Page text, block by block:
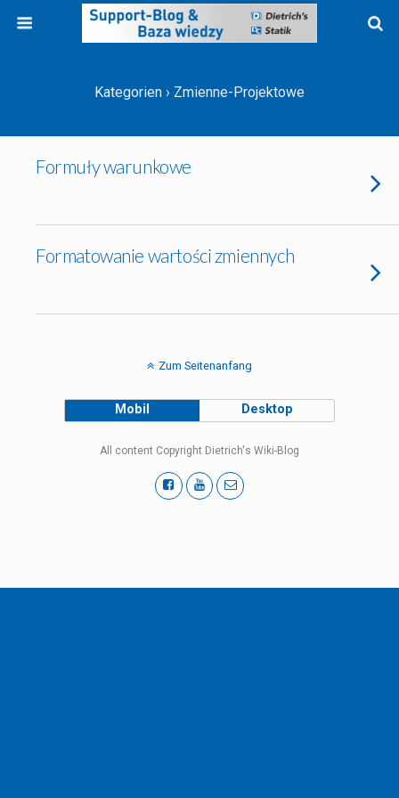
Kategorien › Zmienne-Projektowe
Formuły warunkowe
Formatowanie wartości zmiennych
Zum Seitenanfang
Mobil Desktop
All content Copyright Dietrich's Wiki-Blog